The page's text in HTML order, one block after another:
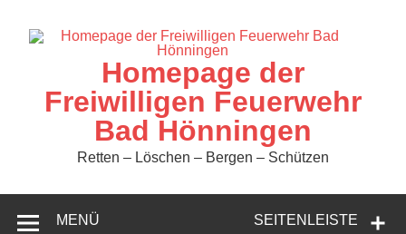
springen
Homepage der
Freiwilligen Feuerwehr
Bad Hönningen
Retten – Löschen – Bergen – Schützen
SEITENLEISTE
MENÜ